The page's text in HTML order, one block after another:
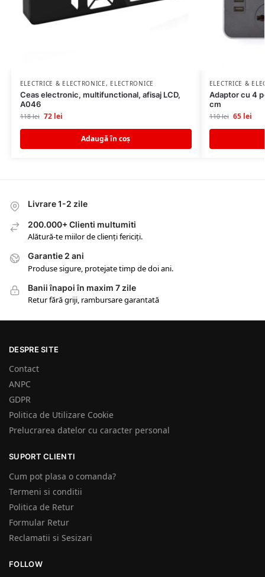
ELECTRICE & ELECTRONICE, ELECTRONICE
Ceas electronic, multifunctional, afisaj LCD,
A046
118lei 72 lei
Adaugă în coș
ELECTRICE &
Adaptor cu 4
cm
110lei 65 lei
Livrare 1-2 zile
200.000+ Clienti multumiti
Alătură-te miilor de clienți fericiți.
Garantie 2 ani
Produse sigure, protejate timp de doi ani.
Banii înapoi în maxim 7 zile
Retur fără griji, rambursare garantată
DESPRE SITE
Contact
ANPC
GDPR
Politica de Utilizare Cookie
Prelucrarea datelor cu caracter personal
SUPORT CLIENTI
Cum pot plasa o comanda?
Termeni si conditii
Politica de Retur
Formular Retur
Reclamatii si Sesizari
FOLLOW